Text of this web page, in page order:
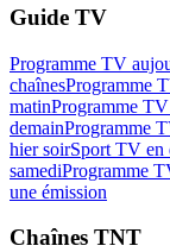
Guide TV
Programme TV
chaînesProgramme
matinProgramme
demainProgramme
hier soirSport TV en
samediProgramme
une émission
Chaînes TNT